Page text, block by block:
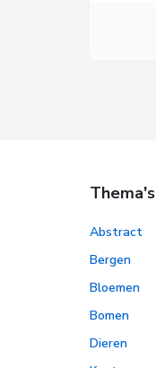
Thema's
Abstract
Bergen
Bloemen
Bomen
Dieren